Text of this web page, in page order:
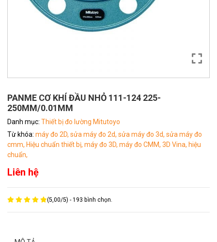
PANME CƠ KHÍ ĐẦU NHỎ 111-124 225-
250MM/0.01MM
Danh mục: Thiết bị đo lường Mitutoyo
Từ khóa: máy đo 2D, sửa máy đo 2d, sửa máy đo 3d, sửa máy đo
cmm, Hiệu chuẩn thiết bị, máy đo 3D, máy đo CMM, 3D Vina, hiệu
chuẩn,
Liên hệ
(5,00/5) -193 bình chọn.